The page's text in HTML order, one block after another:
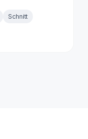
Schnitt